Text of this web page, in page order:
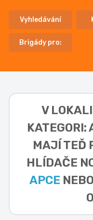
Vyhledávání
Brigády pro:
V
KATEGORI:
MAJÍ TEĎ
HLÍDAČE
APCE